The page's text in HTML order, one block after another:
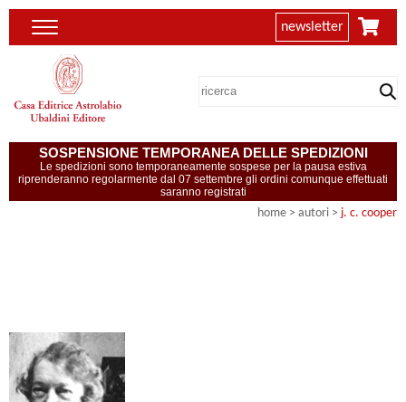
newsletter
SOSPENSIONE TEMPORANEA DELLE SPEDIZIONI
Le spedizioni sono temporaneamente sospese per la pausa estiva
riprenderanno regolarmente dal 07 settembre gli ordini comunque effettuati
saranno registrati
home > autori > j. c. cooper